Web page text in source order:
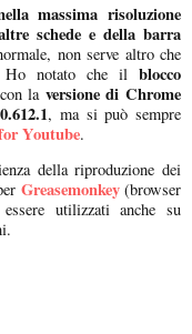
massima risoluzione
schede e della barra
non serve altro che
notato che ilblocco
la versione di Chrome
, ma si può sempre
Youtube.
della riproduzione dei
Greasemonkey(browser
utilizzati anche su